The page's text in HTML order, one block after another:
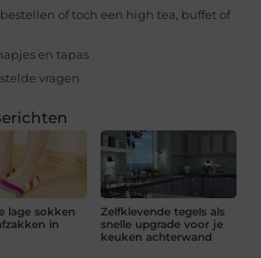
of toch een high tea, buffet of
en tapas
vragen
lage sokken
in
Zelfklevende tegels als
snelle upgrade voor je
keuken achterwand